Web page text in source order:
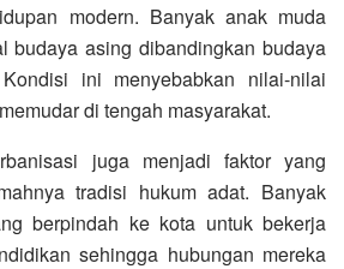
modern. Banyak anak muda
budaya asing dibandingkan budaya
ini menyebabkan nilai-nilai
di tengah masyarakat.
juga menjadi faktor yang
tradisi hukum adat. Banyak
berpindah ke kota untuk bekerja
sehingga hubungan mereka